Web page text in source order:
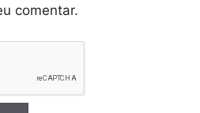
comentar.